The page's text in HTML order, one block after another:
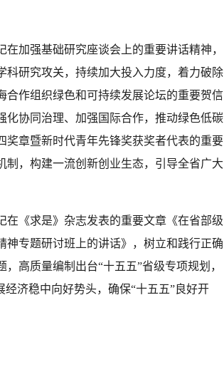
加强基础研究座谈会上的重要讲话精神，
科研究攻关，持续加大投入力度，着力破除
合作组织绿色和可持续发展论坛的重要贺信
化协同治理、加强国际合作，推动绿色低碳
奖章暨新时代青年先锋奖获奖者代表的重要
制，构建一流创新创业生态，引导全省广大
在《求是》杂志发表的重要文章《在省部级
专题研讨班上的讲话》，树立和践行正确
高质量编制出台“十五五”省级专项规划，
济稳中向好势头，确保“十五五”良好开